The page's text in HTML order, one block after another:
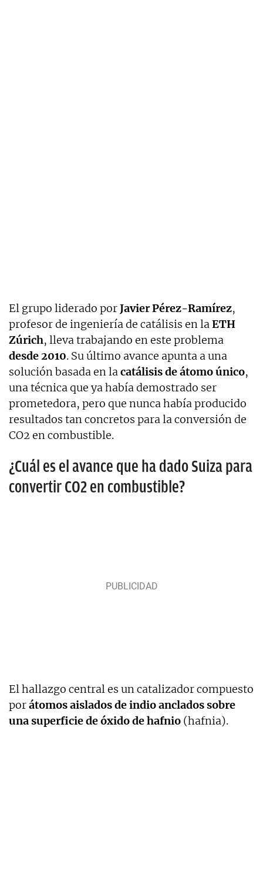
El grupo liderado porJavier Pérez-Ramírez,
profesor de ingeniería de catálisis en laETH
Zúrich, lleva trabajando en este problema
desde 2010. Su último avance apunta a una
solución basada en lacatálisis de átomo único,
una técnica que ya había demostrado ser
prometedora, pero que nunca había producido
resultados tan concretos para la conversión de
CO2 en combustible.
¿Cuál es el avance que ha dado Suiza para
convertir CO2 en combustible?
El hallazgo central es un catalizador compuesto
porátomos aislados de indio anclados sobre
una superficie de óxido de hafnio (hafnia).